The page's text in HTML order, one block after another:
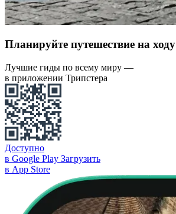
Планируйте путешествие на ходу
Лучшие гиды по всему миру —
в приложении Трипстера
Доступно
в Google Play Загрузить
в App Store